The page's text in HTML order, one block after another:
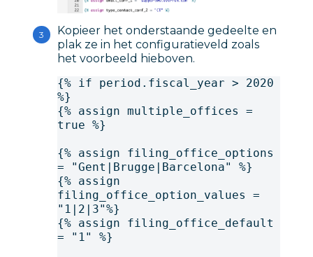
Kopieer het onderstaande gedeelte en
plak ze in het configuratieveld zoals
het voorbeeld hieboven.
{% if period.fiscal_year > 2020
%}
{% assign multiple_offices =
true %}
{% assign filing_office_options
= "Gent|Brugge|Barcelona" %}
{% assign
filing_office_option_values =
"1|2|3"%}
{% assign filing_office_default
= "1" %}